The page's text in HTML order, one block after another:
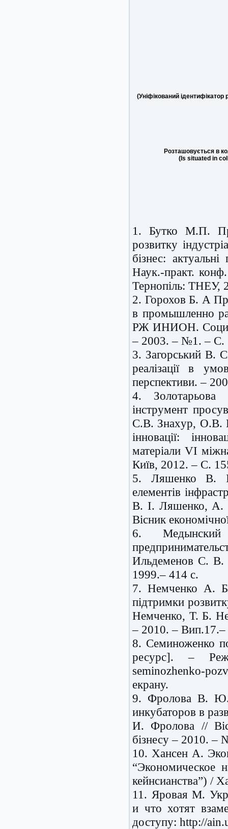
(Уніфікований ідентифікатор
Розташовується в
(Is situated in
1. Бутко М.П.
розвитку
бізнес:
Наук.-практ.
Тернопіль: ТНЕУ,
2. Горохов Б. А
в промышленно
РЖ ИНИОН.
– 2003. – №1. – С.
3. Загорський В. С.
реалізації в
перспективи. –
4. Зoлoтapьовa
інструмент
C.B. Знaxур, O.B.
інновації:
матеріали VI
Київ, 2012. – С.
5. Ляшенко В. І.
елементів
В. І. Ляшенко, А.
Вісник
6.
Ильдеменов С.
1999.– 414 с.
7. Немченко А. Б.
підтримки
Немченко, Т. Б.
– 2010. –
8. Семиноженко
ресурс]. –
seminozhenko-
екрану.
9. Фролова В. Ю.
инкубаторов в
И. Фролова //
бізнесу – 2010.
10. Хансен А.
“Экономическое
кейнсианства”) /
11. Яровая М.
и что хотят
доступу: http://